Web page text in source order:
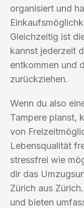
organisiert und
Gleichzeitig ist
kannst jederzeit
entkommen und
zurückziehen.
Wenn du also
Tampere planst,
von
Lebensqualität
stressfrei wie
dir das
Zürich aus
und bieten